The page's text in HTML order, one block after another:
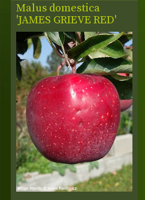
Malus domestica
'JAMES GRIEVE RED'